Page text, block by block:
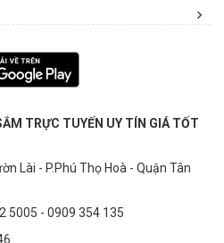
TRỰC TUYẾN UY TÍN GIÁ TỐT
Lài - P.Phú Thọ Hoà - Quận Tân
5005 - 0909 354 135